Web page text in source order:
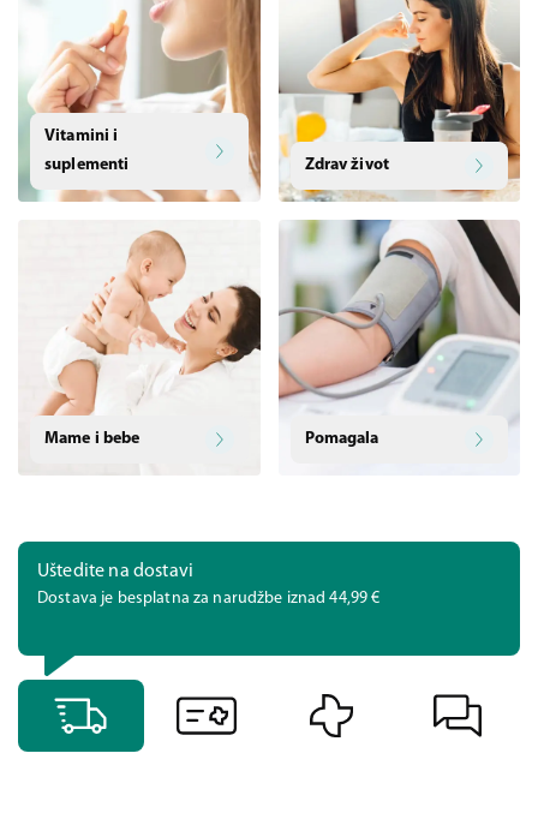
Vitamini i
suplementi
Zdrav život
Mame i bebe Pomagala
Uštedite na dostavi
Dostava je besplatna za narudžbe iznad 44,99 €